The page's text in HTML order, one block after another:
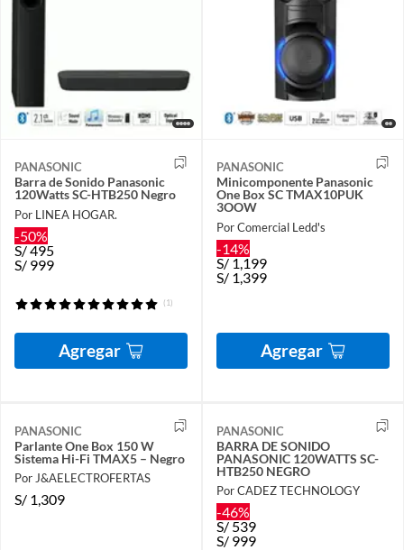
PANASONIC
Barra de Sonido Panasonic
120Watts SC-HTB250 Negro
Por LINEA HOGAR.
-50%
S/495
S/ 999
(1)
Agregar
PANASONIC
Minicomponente Panasonic
One Box SC TMAX10PUK
3OOW
Por Comercial Ledd's
-14%
S/1,199
S/ 1,399
Agregar
PANASONIC
Parlante One Box 150 W
Sistema Hi-Fi TMAX5 – Negro
Por J&AELECTROFERTAS
S/ 1,309
PANASONIC
BARRA DE SONIDO
PANASONIC 120WATTS SC-
HTB250 NEGRO
Por CADEZ TECHNOLOGY
-46%
S/539
S/ 999